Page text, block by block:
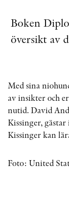
Boken
översikt av
Med sina
av insikter och
nutid. David
Kissinger,
Kissinger kan
Foto: United